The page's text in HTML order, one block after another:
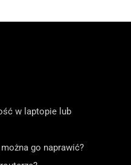
w laptopie lub
go naprawić?